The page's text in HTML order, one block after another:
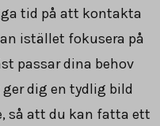
tid på att kontakta
istället fokusera på
passar dina behov
dig en tydlig bild
så att du kan fatta ett